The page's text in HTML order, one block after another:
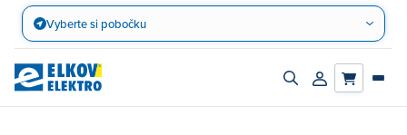
Přejít
obsah
Vyberte si pobočku
Zapnout/vypnout
Přihlásit/